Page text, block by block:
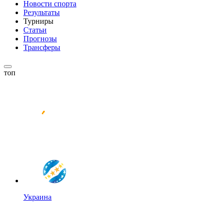
Новости спорта
Результаты
Турниры
Статьи
Прогнозы
Трансферы
топ
Украина